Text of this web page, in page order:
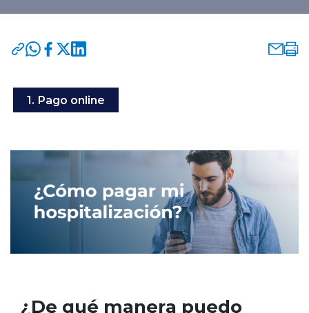
1. Pago online
¿De qué manera puedo